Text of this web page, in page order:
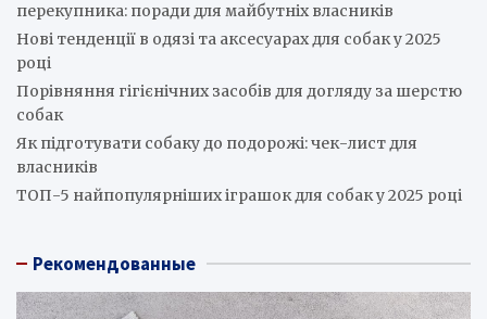
перекупника: поради для майбутніх власників
Нові тенденції в одязі та аксесуарах для собак у 2025
році
Порівняння гігієнічних засобів для догляду за шерстю
собак
Як підготувати собаку до подорожі: чек-лист для
власників
ТОП-5 найпопулярніших іграшок для собак у 2025 році
Рекомендованные